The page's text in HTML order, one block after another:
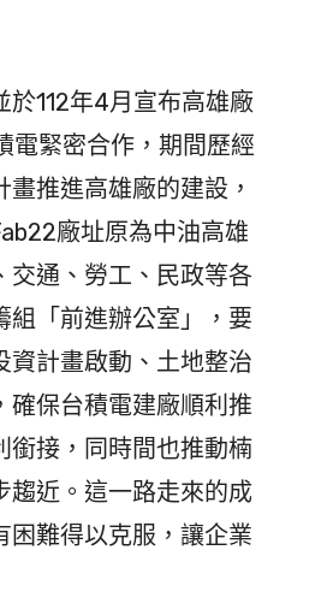
112年4月宣布高雄廠
電緊密合作，期間歷經
推進高雄廠的建設，
廠址原為中油高雄
交通、勞工、民政等各
組「前進辦公室」，要
資計畫啟動、土地整治
確保台積電建廠順利推
銜接，同時間也推動楠
趨近。這一路走來的成
困難得以克服，讓企業